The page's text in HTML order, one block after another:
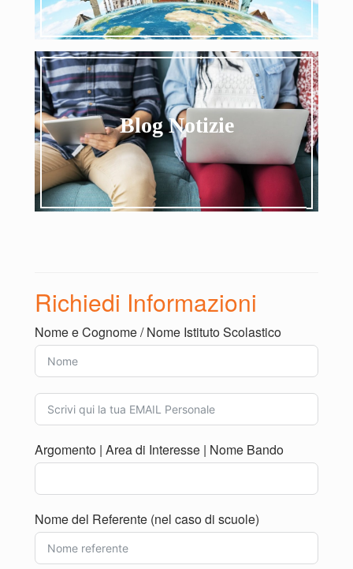
Blog Viaggi
Partiamo?
Blog Notizie
Le news di Sale Scuola Viaggi
Richiedi Informazioni
Nome e Cognome / Nome Istituto Scolastico
Argomento | Area di Interesse | Nome Bando
Nome del Referente (nel caso di scuole)